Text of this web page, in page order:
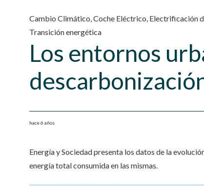
Cambio Climático,Coche Eléctrico, Electrificación
Transición energética
Los entornos
hace 6 años
Energía y Sociedad presenta los datos de la
energía total consumida en las mismas.